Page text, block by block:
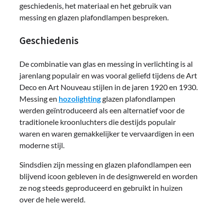
geschiedenis, het materiaal en het gebruik van
messing en glazen plafondlampen bespreken.
Geschiedenis
De combinatie van glas en messing in verlichting is al
jarenlang populair en was vooral geliefd tijdens de Art
Deco en Art Nouveau stijlen in de jaren 1920 en 1930.
Messing en hozolightingglazen plafondlampen
werden geïntroduceerd als een alternatief voor de
traditionele kroonluchters die destijds populair
waren en waren gemakkelijker te vervaardigen in een
moderne stijl.
Sindsdien zijn messing en glazen plafondlampen een
blijvend icoon gebleven in de designwereld en worden
ze nog steeds geproduceerd en gebruikt in huizen
over de hele wereld.